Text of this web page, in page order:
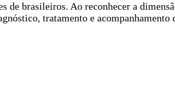
de brasileiros. Ao reconhecer a
tratamento e acompanhamento